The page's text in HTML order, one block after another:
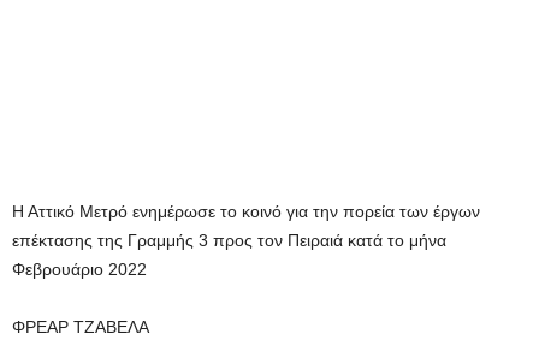
Η Αττικό Μετρό ενημέρωσε το κοινό για την πορεία των έργων
επέκτασης της Γραμμής 3 προς τον Πειραιά κατά το μήνα
Φεβρουάριο 2022
ΦΡΕΑΡ ΤΖΑΒΕΛΑ